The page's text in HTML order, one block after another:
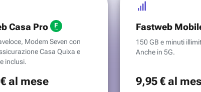
Casa Pro
Modem Seven con
Casa Quixa e
inclusi.
al mese
Fastweb
150 GB e minuti
Anche in 5G.
9,95 €al